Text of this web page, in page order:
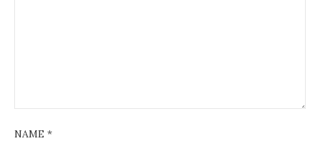
NAME *